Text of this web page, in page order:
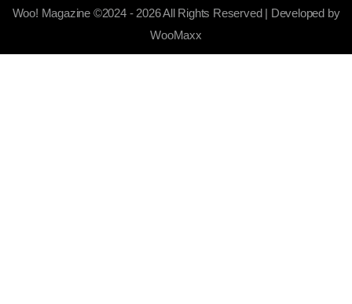
Woo! Magazine ©2024 - 2026 All Rights Reserved | Developed by
WooMaxx